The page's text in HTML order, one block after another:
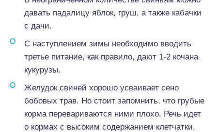
давать падалицу яблок, груш, а также кабачки
с дачи.
С наступлением зимы необходимо вводить
третье питание, как правило, дают 1-2 кочана
кукурузы.
Желудок свиней хорошо усваивает сено
бобовых трав. Но стоит запомнить, что грубые
корма перевариваются ними плохо. Речь идет
о кормах с высоким содержанием клетчатки,